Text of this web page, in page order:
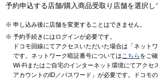
予約申込する店舗/購入商品受取り店舗を選択し
申し込み後に店舗を変更することはできません。
予約手続きにはログインが必要です。
ドコモ回線にてアクセスいただいた場合は「ネット
です。ネットワーク暗証番号についてはこちら をご
Wi-Fiまたはご自宅のインターネット環境にてアクセ
アカウントのID／パスワード」が必要です。ドコモ